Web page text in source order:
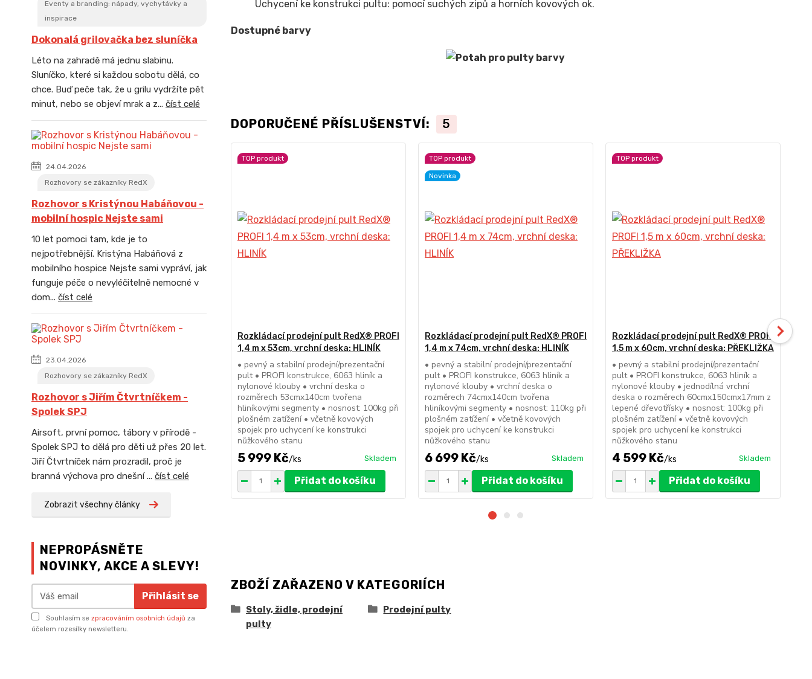
Eventy a branding: nápady, vychytávky a
inspirace
Dokonalá grilovačka bez sluníčka
Léto na zahradě má jednu slabinu.
Sluníčko, které si každou sobotu dělá, co
chce. Buď peče tak, že u grilu vydržíte pět
minut, nebo se objeví mrak a z... číst celé
24.04.2026
Rozhovory se zákazníky RedX
Rozhovor s Kristýnou Habáňovou -
mobilní hospic Nejste sami
10 let pomoci tam, kde je to
nejpotřebnější. Kristýna Habáňová z
mobilního hospice Nejste sami vypráví, jak
funguje péče o nevyléčitelně nemocné v
dom... číst celé
23.04.2026
Rozhovory se zákazníky RedX
Rozhovor s Jiřím Čtvrtníčkem -
Spolek SPJ
Airsoft, první pomoc, tábory v přírodě -
Spolek SPJ to dělá pro děti už přes 20 let.
Jiří Čtvrtníček nám prozradil, proč je
branná výchova pro dnešní ... číst celé
Zobrazit všechny články
NEPROPÁSNĚTE
NOVINKY, AKCE A SLEVY!
Přihlásit se
Souhlasím se zpracováním osobních údajů za
účelem rozesílky newsletteru.
Uchycení ke konstrukci pultu: pomocí suchých zipů a horních kovových ok.
Dostupné barvy
DOPORUČENÉ PŘÍSLUŠENSTVÍ: 5
TOP produkt
Rozkládací prodejní pult RedX® PROFI
1,4 m x 53cm, vrchní deska: HLINÍK
• pevný a stabilní prodejní/prezentační
pult • PROFI konstrukce, 6063 hliník a
nylonové klouby • vrchní deska o
rozměrech 53cmx140cm tvořena
hliníkovými segmenty • nosnost: 100kg při
plošném zatížení • včetně kovových
spojek pro uchycení ke konstrukci
nůžkového stanu
5 999 Kč/ks Skladem
Přidat do košíku
TOP produkt
Novinka
Rozkládací prodejní pult RedX® PROFI
1,4 m x 74cm, vrchní deska: HLINÍK
• pevný a stabilní prodejní/prezentační
pult • PROFI konstrukce, 6063 hliník a
nylonové klouby • vrchní deska o
rozměrech 74cmx140cm tvořena
hliníkovými segmenty • nosnost: 110kg při
plošném zatížení • včetně kovových
spojek pro uchycení ke konstrukci
nůžkového stanu
6 699 Kč/ks Skladem
Přidat do košíku
TOP produkt
Rozkládací prodejní pult RedX® PROFI
1,5 m x 60cm, vrchní deska: PŘEKLIŽKA
• pevný a stabilní prodejní/prezentační
pult • PROFI konstrukce, 6063 hliník a
nylonové klouby • jednodílná vrchní
deska o rozměrech 60cmx150cmx17mm z
lepené dřevotřísky • nosnost: 100kg při
plošném zatížení • včetně kovových
spojek pro uchycení ke konstrukci
nůžkového stanu
4 599 Kč/ks Skladem
Přidat do košíku
ZBOŽÍ ZAŘAZENO V KATEGORIÍCH
Stoly, židle, prodejní
pulty
Prodejní pulty